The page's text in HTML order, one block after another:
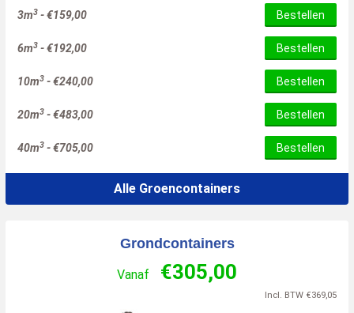
3m3 -€159,00 Bestellen
6m3 -€192,00 Bestellen
10m3 -€240,00 Bestellen
20m3 -€483,00 Bestellen
40m3 -€705,00 Bestellen
Alle Groencontainers
Grondcontainers
Vanaf €305,00
Incl. BTW €369,05